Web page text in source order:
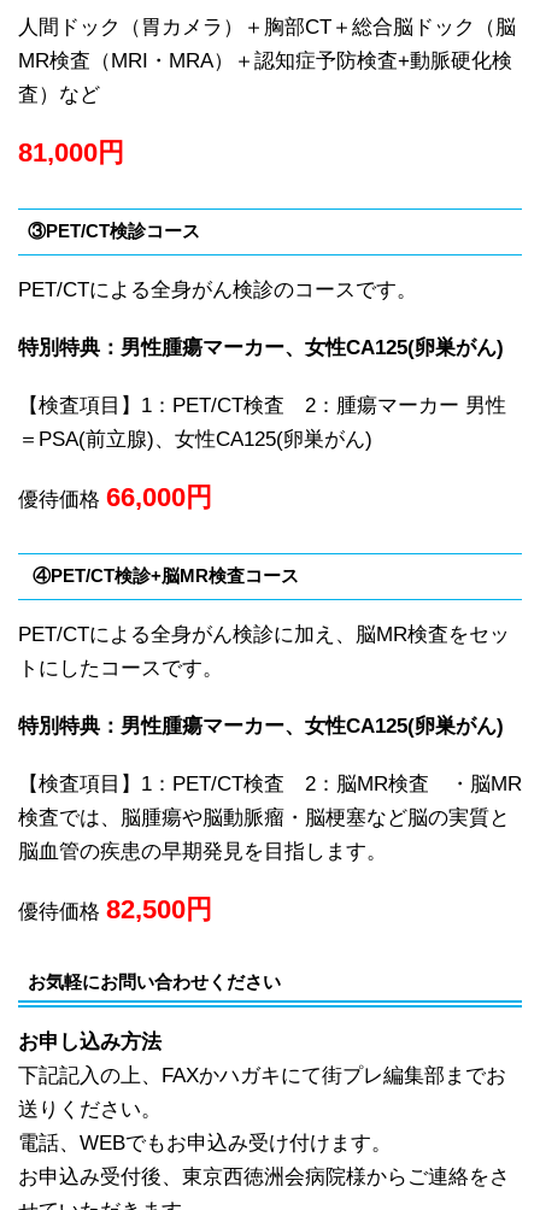
人間ドック（胃カメラ）＋胸部CT＋総合脳ドック（脳
MR検査（MRI・MRA）＋認知症予防検査+動脈硬化検
査）など
81,000円
③PET/CT検診コース
PET/CTによる全身がん検診のコースです。
特別特典：男性腫瘍マーカー、女性CA125(卵巣がん)
【検査項目】1：PET/CT検査 2：腫瘍マーカー 男性
＝PSA(前立腺)、女性CA125(卵巣がん)
優待価格 66,000円
④PET/CT検診+脳MR検査コース
PET/CTによる全身がん検診に加え、脳MR検査をセッ
トにしたコースです。
特別特典：男性腫瘍マーカー、女性CA125(卵巣がん)
【検査項目】1：PET/CT検査 2：脳MR検査 ・脳MR
検査では、脳腫瘍や脳動脈瘤・脳梗塞など脳の実質と
脳血管の疾患の早期発見を目指します。
優待価格 82,500円
お気軽にお問い合わせください
お申し込み方法
下記記入の上、FAXかハガキにて街プレ編集部までお
送りください。
電話、WEBでもお申込み受け付けます。
お申込み受付後、東京西徳洲会病院様からご連絡をさ